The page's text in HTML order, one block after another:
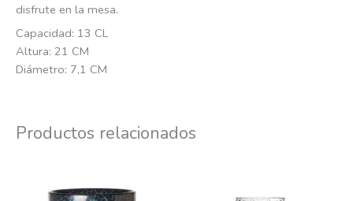
disfrute en la mesa.
Capacidad: 13 CL
Altura: 21 CM
Diámetro: 7,1 CM
Productos relacionados